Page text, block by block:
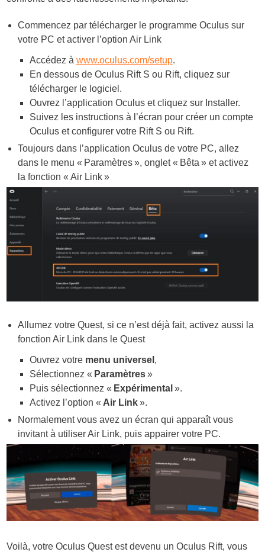
Commencez par télécharger le programme Oculus sur
votre PC et activer l’option Air Link
Accédez à www.oculus.com/setup.
En dessous de Oculus Rift S ou Rift, cliquez sur
télécharger le logiciel.
Ouvrez l’application Oculus et cliquez sur Installer.
Suivez les instructions à l’écran pour créer un compte
Oculus et configurer votre Rift S ou Rift.
Toujours dans l’application Oculus de votre PC, allez
dans le menu « Paramètres », onglet « Bêta » et activez
la fonction « Air Link »
Allumez votre Quest, si ce n’est déjà fait, activez aussi la
fonction Air Link dans le Quest
Ouvrez votre menu universel ,
Sélectionnez « Paramètres»
Puis sélectionnez « Expérimental ».
Activez l’option « Air Link».
Normalement vous avez un écran qui apparaît vous
invitant à utiliser Air Link, puis appairer votre PC.
Voilà, votre Oculus Quest est devenu un Oculus Rift, vous